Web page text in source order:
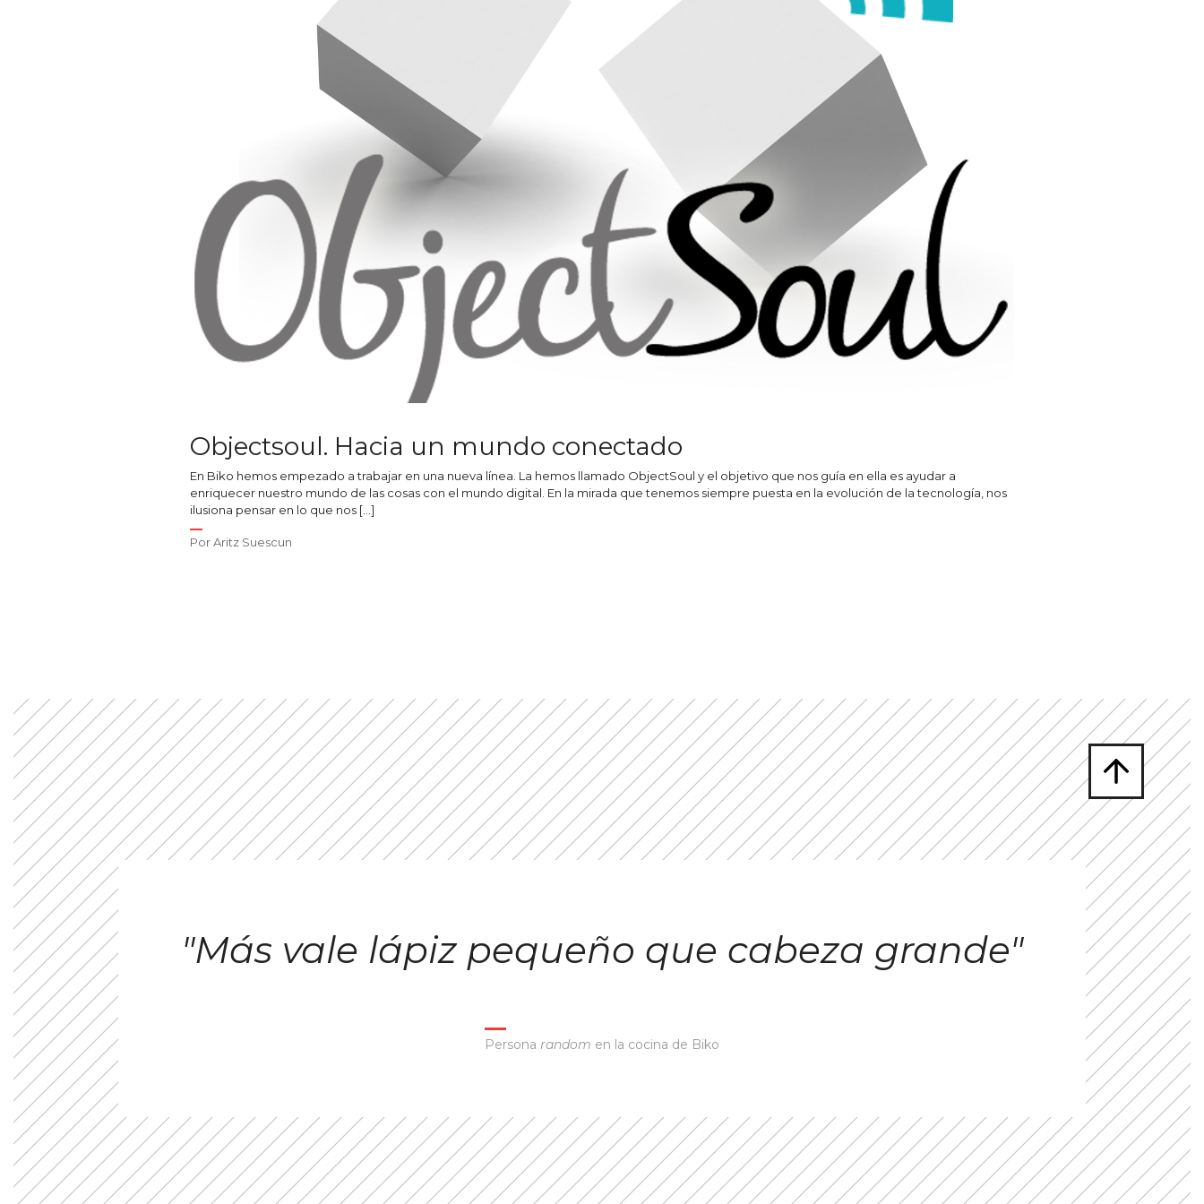
Objectsoul. Hacia un mundo conectado
En Biko hemos empezado a trabajar en una nueva línea. La hemos llamado ObjectSoul y el objetivo que nos guía en ella es ayudar a
enriquecer nuestro mundo de las cosas con el mundo digital. En la mirada que tenemos siempre puesta en la evolución de la tecnología, nos
ilusiona pensar en lo que nos […]
PorAritz Suescun
"Más vale lápiz pequeño que cabeza grande"
Persona random en la cocina de Biko